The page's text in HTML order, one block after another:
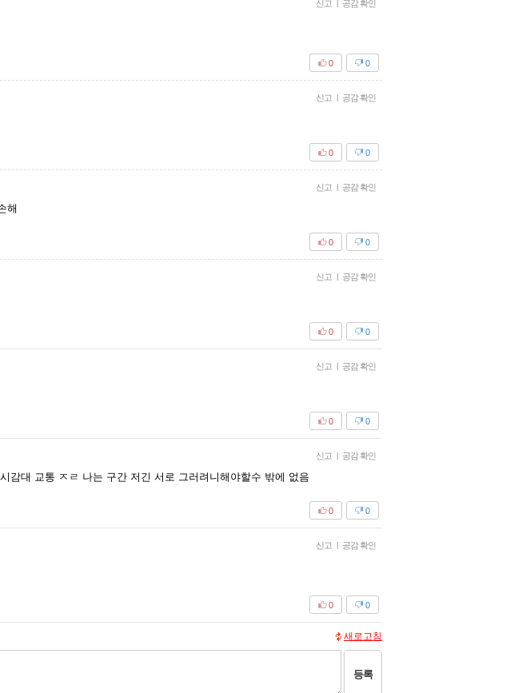
신고 | 공감 확인
0
0
신고 | 공감 확인
0
0
신고 | 공감 확인
해
0
0
신고 | 공감 확인
0
0
신고 | 공감 확인
0
0
신고 | 공감 확인
감대 교통 ㅈㄹ 나는 구간 저긴 서로 그러려니해야할수 밖에 없음
0
0
신고 | 공감 확인
0
0
새로고침
등록